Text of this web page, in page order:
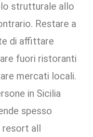
strutturale allo
Restare a
di affittare
fuori ristoranti
mercati locali.
in Sicilia
spesso
resort all